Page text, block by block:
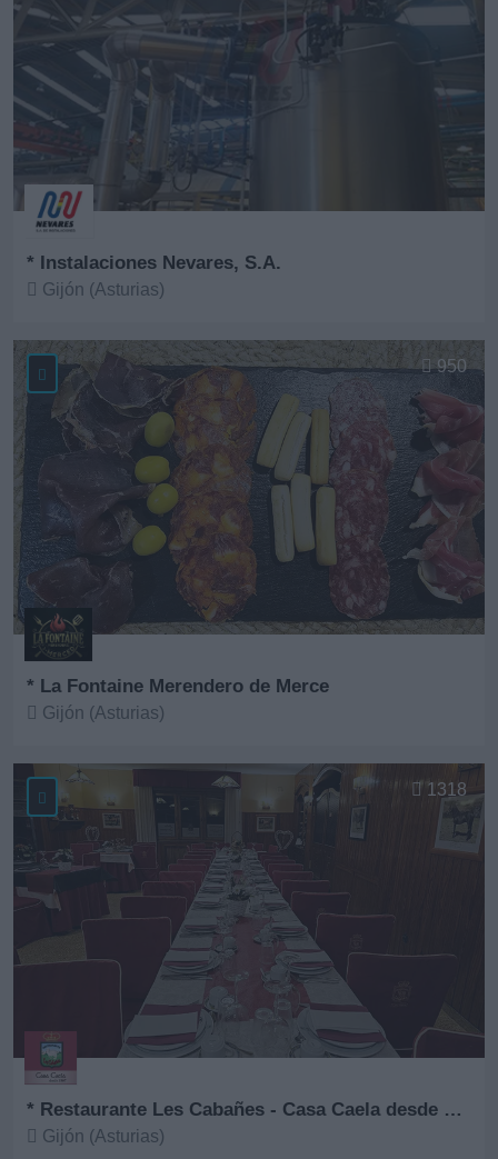
* Instalaciones Nevares, S.A.
Gijón (Asturias)
* La Fontaine Merendero de Merce
Gijón (Asturias)
950
* Restaurante Les Cabañes - Casa Caela desde 1967
Gijón (Asturias)
1318